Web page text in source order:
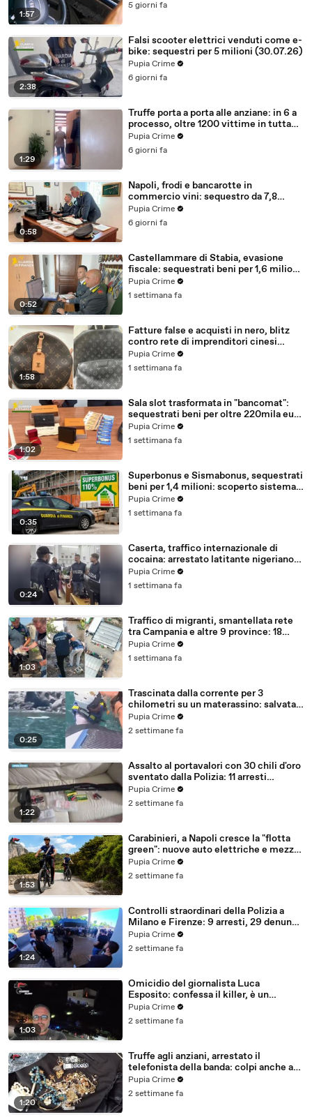
1:57
5 giorni fa
2:38
Falsi scooter elettrici venduti come e-
bike: sequestri per 5 milioni (30.07.26)
Pupia Crime
6 giorni fa
1:29
Truffe porta a porta alle anziane: in 6 a
processo, oltre 1200 vittime in tutta
Italia (30.07.26)
Pupia Crime
6 giorni fa
0:58
Napoli, frodi e bancarotte in
commercio vini: sequestro da 7,8
milioni (30.07.26)
Pupia Crime
6 giorni fa
0:52
Castellammare di Stabia, evasione
fiscale: sequestrati beni per 1,6 milioni
ad un consorzio navale (29.07.26)
Pupia Crime
1 settimana fa
1:58
Fatture false e acquisti in nero, blitz
contro rete di imprenditori cinesi
sequestri per 8,5 milioni (29.07.26)
Pupia Crime
1 settimana fa
1:02
Sala slot trasformata in "bancomat":
sequestrati beni per oltre 220mila euro
a due coniugi (29.07.26)
Pupia Crime
1 settimana fa
0:35
Superbonus e Sismabonus, sequestrati
beni per 1,4 milioni: scoperto sistema
con false abitazioni (29.07.26)
Pupia Crime
1 settimana fa
0:24
Caserta, traffico internazionale di
cocaina: arrestato latitante nigeriano
ricercato dal 2019 (28.07.26)
Pupia Crime
1 settimana fa
1:03
Traffico di migranti, smantellata rete
tra Campania e altre 9 province: 18
arresti (27.07.26)
Pupia Crime
1 settimana fa
0:25
Trascinata dalla corrente per 3
chilometri su un materassino: salvata
dalla Polizia (25.07.26)
Pupia Crime
2 settimane fa
1:22
Assalto al portavalori con 30 chili d'oro
sventato dalla Polizia: 11 arresti
(25.07.26)
Pupia Crime
2 settimane fa
1:53
Carabinieri, a Napoli cresce la "flotta
green": nuove auto elettriche e mezzi
sostenibili anche sulle isole (25.07.26)
Pupia Crime
2 settimane fa
1:24
Controlli straordinari della Polizia a
Milano e Firenze: 9 arresti, 29 denunce
e oltre 7mila persone identificate
(25.07.26)
Pupia Crime
2 settimane fa
1:03
Omicidio del giornalista Luca
Esposito: confessa il killer, è un
26enne tunisino (25.07.26)
Pupia Crime
2 settimane fa
1:20
Truffe agli anziani, arrestato il
telefonista della banda: colpi anche ad
Aversa, oltre 300mila euro il bottino
stimato (24.07.26)
Pupia Crime
2 settimane fa